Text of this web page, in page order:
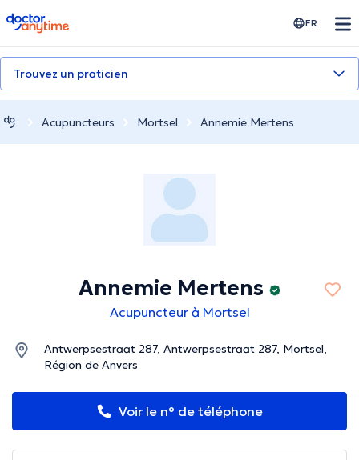
doctoranytime FR
Trouvez un praticien
Acupuncteurs Mortsel Annemie Mertens
Annemie Mertens
Acupuncteur à Mortsel
Antwerpsestraat 287, Antwerpsestraat 287, Mortsel,
Région de Anvers
Voir le n° de téléphone